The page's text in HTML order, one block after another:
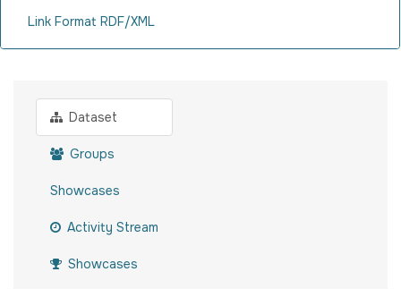
Link Format RDF/XML
Dataset
Groups
Showcases
Activity Stream
Showcases